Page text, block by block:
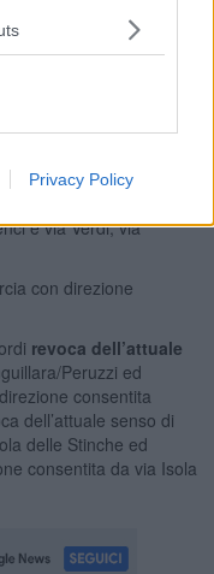
Privacy Policy
tratto compreso tra via
Torta, nel tratto
Santa Croce; via
Santa Croce e via
tratto compreso tra via
Bargellini, nel tratto
e via Verdi; via
con direzione
revoca dell’attuale
Peruzzi ed
consentita
dell’attuale senso di
delle Stinche ed
consentita da via Isola